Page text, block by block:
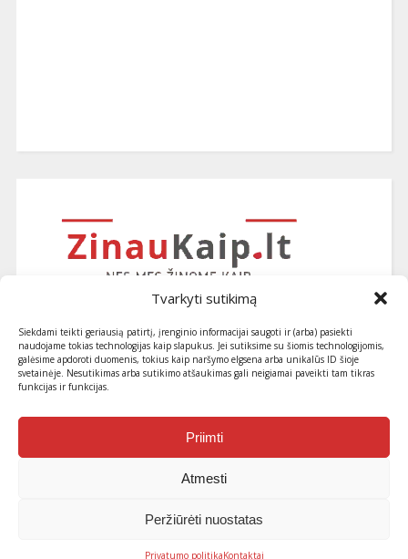
Tvarkyti sutikimą
Siekdami teikti geriausią patirtį, įrenginio informacijai saugoti ir (arba) pasiekti
naudojame tokias technologijas kaip slapukus. Jei sutiksime su šiomis technologijomis,
galėsime apdoroti duomenis, tokius kaip naršymo elgsena arba unikalūs ID šioje
svetainėje. Nesutikimas arba sutikimo atšaukimas gali neigiamai paveikti tam tikras
funkcijas ir funkcijas.
Priimti
Atmesti
Peržiūrėti nuostatas
Privatumo politikaKontaktai
Užsiprenumeruokite naujausius
straipsnius ir patarimus